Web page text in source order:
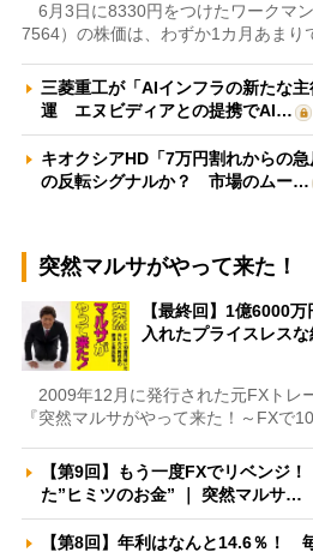
6月3日に8330円をつけたワークマ
7564）の株価は、わずか1カ月あま
三菱重工が「AIインフラの新たな
運 エヌビディアとの提携でAI…
キオクシアHD「7万円割れからの
の反転シグナルか？ 市場のムー…
突然マルサがやって来た！
【最終回】1億6000
入れたプライスレス
2009年12月に発行された元FXトレ
『突然マルサがやって来た！～FXで
【第9回】もう一度FXでリベンジ
た”ヒミツのお金” ｜ 突然マルサ…
【第8回】年利はなんと14.6％！